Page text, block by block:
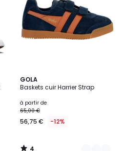
GOLA
Baskets cuir Harrier Strap
à partir de
65,00 €
56,75 € -12%
4
/
6
Couleurs
4